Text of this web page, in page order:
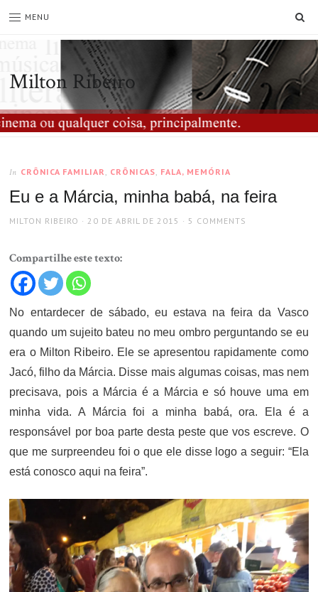
MENU
Milton Ribeiro
In CRÔNICA FAMILIAR , CRÔNICAS, FALA, MEMÓRIA
Eu e a Márcia, minha babá, na feira
AUTHOR
MILTON RIBEIRO
POSTED
20 DE ABRIL DE 2015 5 COMMENTS
Compartilhe este texto:
No entardecer de sábado, eu estava na feira da Vasco
quando um sujeito bateu no meu ombro perguntando se eu
era o Milton Ribeiro. Ele se apresentou rapidamente como
Jacó, filho da Márcia. Disse mais algumas coisas, mas nem
precisava, pois a Márcia é a Márcia e só houve uma em
minha vida. A Márcia foi a minha babá, ora. Ela é a
responsável por boa parte desta peste que vos escreve. O
que me surpreendeu foi o que ele disse logo a seguir: “Ela
está conosco aqui na feira”.